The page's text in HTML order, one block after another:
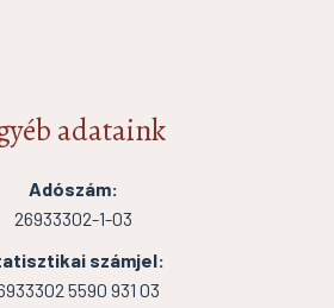
adataink
Adószám:
26933302-1-03
számjel:
5590 931 03